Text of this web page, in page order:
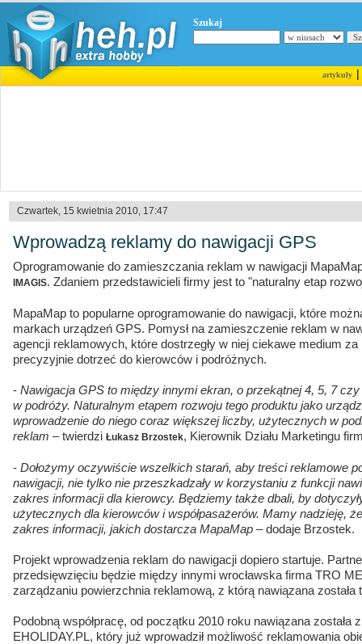
Szukaj
artykuły|
Czwartek, 15 kwietnia 2010, 17:47
Wprowadzą reklamy do nawigacji GPS
Oprogramowanie do zamieszczania reklam w nawigacji
IMAGIS. Zdaniem przedstawicieli firmy jest to "naturalny etap
MapaMap to popularne oprogramowanie do nawigacji, które
markach urządzeń GPS. Pomysł na zamieszczenie reklam w
agencji reklamowych, które dostrzegły w niej ciekawe medium
precyzyjnie dotrzeć do kierowców i podróżnych.
- Nawigacja GPS to między innymi ekran, o przekątnej 4, 5, 7
w podróży. Naturalnym etapem rozwoju tego produktu jako
wprowadzenie do niego coraz większej liczby, użytecznych w
reklam – twierdzi Łukasz Brzostek, Kierownik Działu Marketingu
- Dołożymy oczywiście wszelkich starań, aby treści reklamowe
nawigacji, nie tylko nie przeszkadzały w korzystaniu z funkcji
zakres informacji dla kierowcy. Będziemy także dbali, by
użytecznych dla kierowców i współpasażerów. Mamy nadzieję,
zakres informacji, jakich dostarcza MapaMap – dodaje Brzostek.
Projekt wprowadzenia reklam do nawigacji dopiero startuje.
przedsięwzięciu będzie między innymi wrocławska firma TRO
zarządzaniu powierzchnia reklamową, z którą nawiązana została
Podobną współpracę, od początku 2010 roku nawiązana została
EHOLIDAY.PL, który już wprowadził możliwość reklamowania